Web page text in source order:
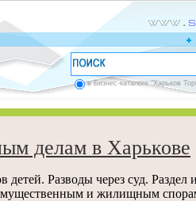
в Бизнес-каталоге "Харьков
делам в Харькове
Разводы через суд. Раздел
имущественным и жилищным